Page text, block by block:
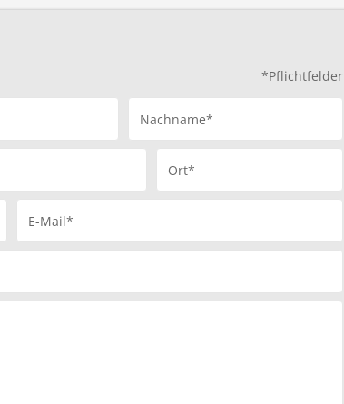
*Pflichtfelder
Nachname*
Ort*
E-Mail*